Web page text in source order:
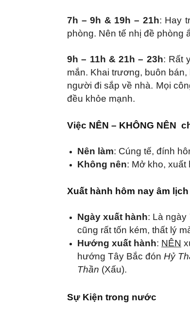
7h – 9h & 19h – 21h: Hay
phòng. Nên tế nhị đề phòng
9h – 11h & 21h – 23h: Rất
mắn. Khai trương, buôn
người đi sắp về nhà. Mọi
đều khỏe mạnh.
Việc NÊN – KHÔNG NÊN
Nên làm: Cúng tế, đính
Không nên: Mở kho, xuất
Xuất hành hôm nay âm
Ngày xuất hành: Là ngày
cũng rất tốn kém, thất lý
Hướng xuất hành: NÊN
hướng Tây Bắc đón Hỷ
Thần (Xấu).
Sự Kiện trong nước